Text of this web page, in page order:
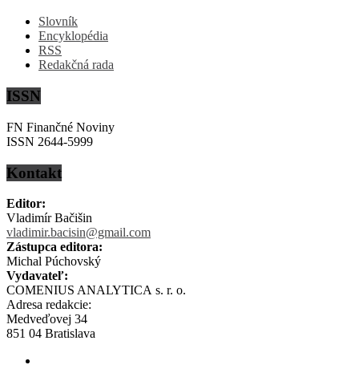
Slovník
Encyklopédia
RSS
Redakčná rada
ISSN
FN Finančné Noviny
ISSN 2644-5999
Kontakt
Editor:
Vladimír Bačišin
vladimir.bacisin@gmail.com
Zástupca editora:
Michal Púchovský
Vydavateľ:
COMENIUS ANALYTICA s. r. o.
Adresa redakcie:
Medveďovej 34
851 04 Bratislava